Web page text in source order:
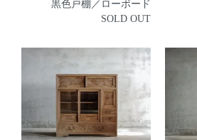
黒色戸棚／ローボード
SOLD OUT